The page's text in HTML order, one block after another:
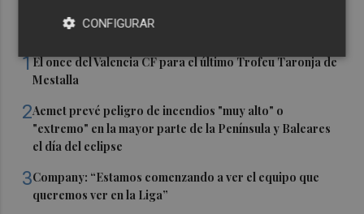
Últimas Noticias
1El once del Valencia CF para el último Trofeu Taronja de
Mestalla
2Aemet prevé peligro de incendios "muy alto" o
"extremo" en la mayor parte de la Península y Baleares
el día del eclipse
3Company: “Estamos comenzando a ver el equipo que
queremos ver en la Liga”
CONFIGURAR